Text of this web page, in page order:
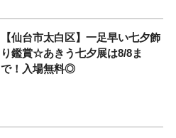
【仙台市太白区】一足早い七夕飾
り鑑賞☆あきう七夕展は8/8ま
で！入場無料◎